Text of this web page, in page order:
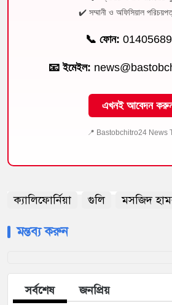
✔️ সম্মানী ও অফিসিয়াল
📞 ফোন:
📧 ইমেইল:
এখনই আবেদন
📍 Bastobchitro24 News
ক্যালিফোর্নিয়া গুলি মসজিদ
মন্তব্য করুন
সর্বশেষ জনপ্রিয়